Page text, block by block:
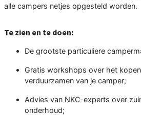
alle campers netjes opgesteld worden.
Te zien en te doen:
De grootste particuliere
Gratis workshops over het
verduurzamen van je camper;
Advies van NKC-experts over
onderhoud;